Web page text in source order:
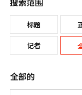
标题
记者
全部的